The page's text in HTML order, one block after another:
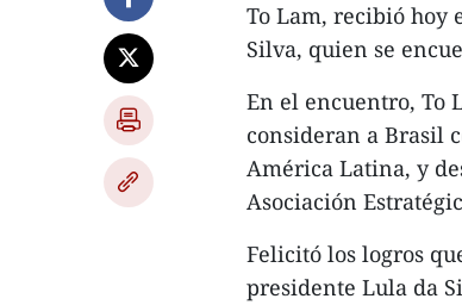
To Lam, recibió hoy
Silva, quien se
En el encuentro, To
consideran a Brasil
América Latina, y
Asociación
Felicitó los logros
presidente Lula da